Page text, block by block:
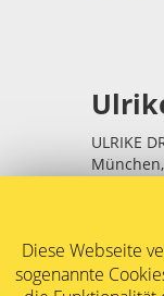
ULRIKE
Romane,
Essays.
Diese Webseite
sogenannte